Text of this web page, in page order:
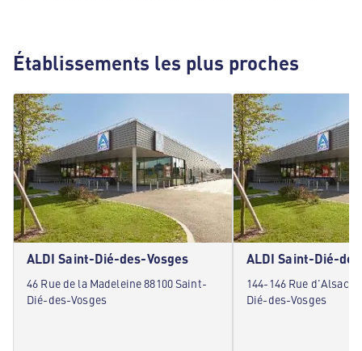
Établissements les plus proches
ALDI Saint-Dié-des-Vosges
46 Rue de la Madeleine 88100 Saint-
Dié-des-Vosges
ALDI Saint-Dié-
144-146 Rue d'Alsace
Dié-des-Vosges